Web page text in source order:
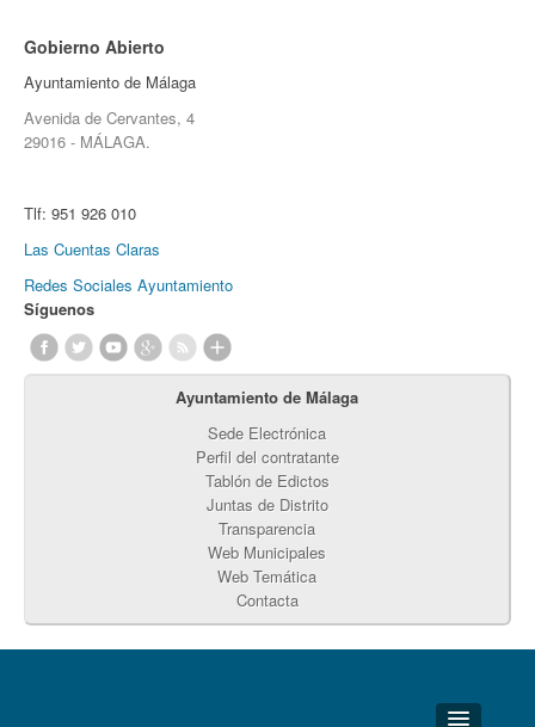
Gobierno Abierto
Ayuntamiento de Málaga
Avenida de Cervantes, 4
29016 - MÁLAGA.
Tlf: 951 926 010
Las Cuentas Claras
Redes Sociales Ayuntamiento
Síguenos
Ayuntamiento de Málaga
Sede Electrónica
Perfil del contratante
Tablón de Edictos
Juntas de Distrito
Transparencia
Web Municipales
Web Temática
Contacta